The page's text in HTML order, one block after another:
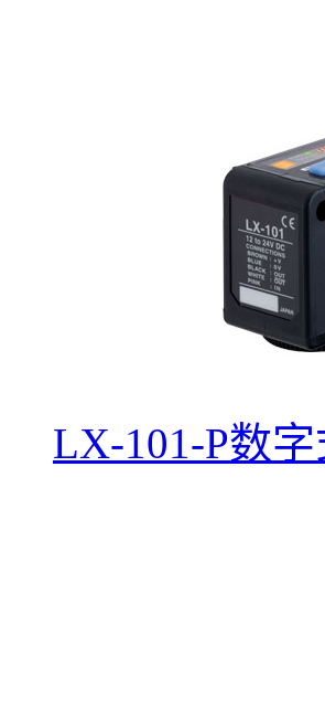
LX-101-P数